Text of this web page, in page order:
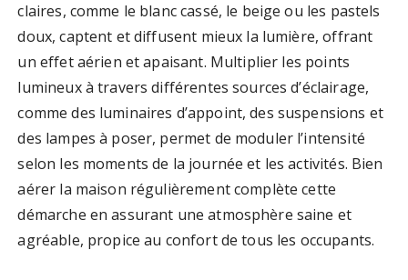
claires, comme le blanc cassé, le beige ou les pastels
doux, captent et diffusent mieux la lumière, offrant
un effet aérien et apaisant. Multiplier les points
lumineux à travers différentes sources d’éclairage,
comme des luminaires d’appoint, des suspensions et
des lampes à poser, permet de moduler l’intensité
selon les moments de la journée et les activités. Bien
aérer la maison régulièrement complète cette
démarche en assurant une atmosphère saine et
agréable, propice au confort de tous les occupants.